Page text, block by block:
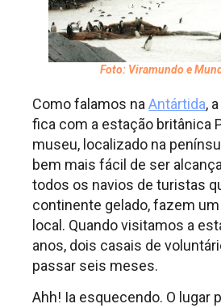
Foto: Viramundo e
Como falamos na Antártida,
fica com a estação britânica
museu, localizado na
bem mais fácil de ser
todos os navios de turistas
continente gelado, fazem
local. Quando visitamos a
anos, dois casais de
passar seis meses.
Ahh! Ia esquecendo. O lugar